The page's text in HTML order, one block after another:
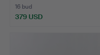
16 bud
379 USD